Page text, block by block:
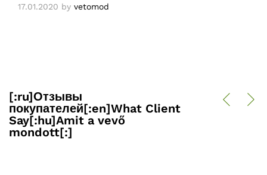
17.01.2020 by vetomod
[:ru]Отзывы
покупателей[:en]What Client
Say[:hu]Amit a vevő
mondott[:]